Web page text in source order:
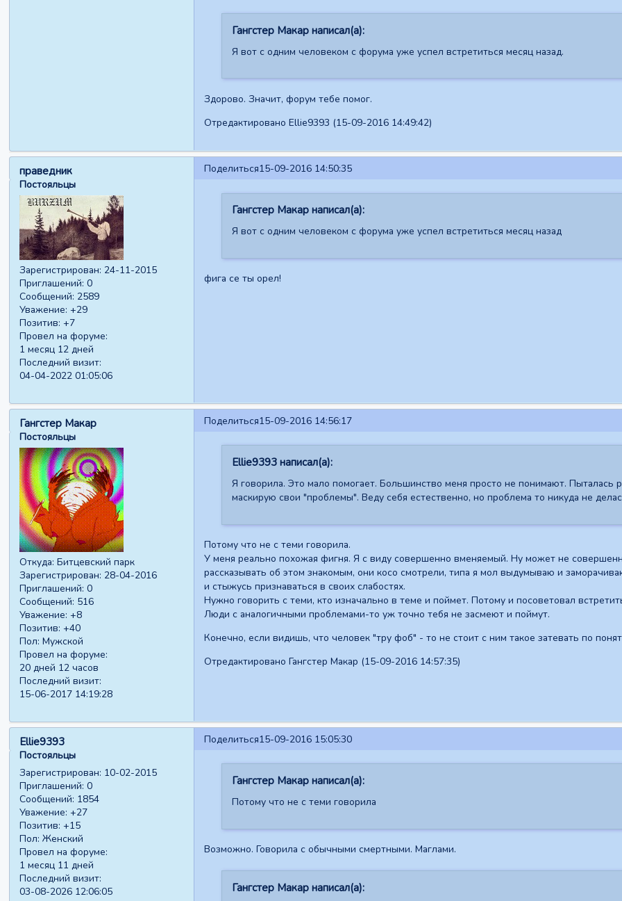
Гангстер Макар написал(а):
Я вот с одним человеком с форума уже успел встретиться месяц назад.
Здорово. Значит, форум тебе помог.
Отредактировано Ellie9393 (15-09-2016 14:49:42)
Поделиться15-09-2016 14:50:35
праведник
Постояльцы
Зарегистрирован: 24-11-2015
Приглашений: 0
Сообщений: 2589
Уважение: +29
Позитив: +7
Провел на форуме:
1 месяц 12 дней
Последний визит:
04-04-2022 01:05:06
Гангстер Макар написал(а):
Я вот с одним человеком с форума уже успел встретиться месяц назад
фига се ты орел!
Поделиться15-09-2016 14:56:17
Гангстер Макар
Постояльцы
Откуда: Битцевский парк
Зарегистрирован: 28-04-2016
Приглашений: 0
Сообщений: 516
Уважение: +8
Позитив: +40
Пол: Мужской
Провел на форуме:
20 дней 12 часов
Последний визит:
15-06-2017 14:19:28
Ellie9393 написал(а):
Я говорила. Это мало помогает. Большинство меня просто не понимают. Пыталась
маскирую свои "проблемы". Веду себя естественно, но проблема то никуда не
Потому что не с теми говорила.
У меня реально похожая фигня. Я с виду совершенно вменяемый. Ну может не
рассказывать об этом знакомым, они косо смотрели, типа я мол выдумываю и
и стыжусь признаваться в своих слабостях.
Нужно говорить с теми, кто изначально в теме и поймет. Потому и посоветовал
Люди с аналогичными проблемами-то уж точно тебя не засмеют и поймут.
Конечно, если видишь, что человек "тру фоб" - то не стоит с ним такое затевать по
Отредактировано Гангстер Макар (15-09-2016 14:57:35)
Поделиться15-09-2016 15:05:30
Ellie9393
Постояльцы
Зарегистрирован: 10-02-2015
Приглашений: 0
Сообщений: 1854
Уважение: +27
Позитив: +15
Пол: Женский
Провел на форуме:
1 месяц 11 дней
Последний визит:
03-08-2026 12:06:05
Гангстер Макар написал(а):
Потому что не с теми говорила
Возможно. Говорила с обычными смертными. Маглами.
Гангстер Макар написал(а):